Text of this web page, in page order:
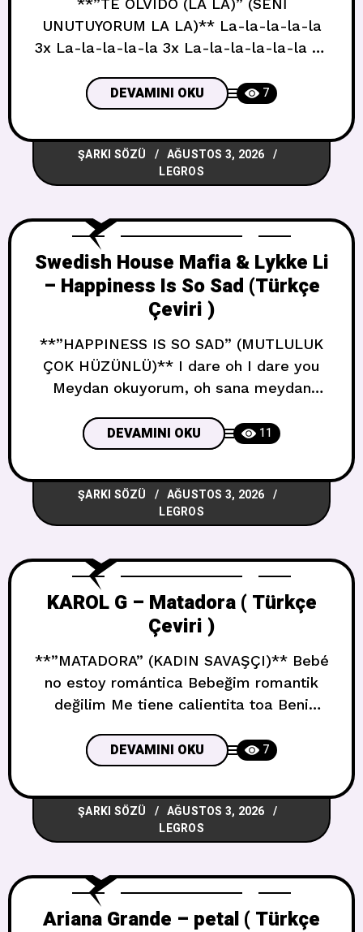
**”TE OLVIDO (LA LA)” (SENİ
UNUTUYORUM LA LA)** La-la-la-la-la
3x La-la-la-la-la 3x La-la-la-la-la-la 2x
tienes conmigo? Aşkım, bana neyin var?
Que no me quieres con nadie Kimseyle
beni istemiyorsun Pero tampoco contigo
Ama kendinle de istemiyorsun Dime si
somos o no somos Söyle, var mıyız yok
DEVAMINI OKU 7
ŞARKI SÖZÜ
AĞUSTOS 3, 2026
LEGROS
Swedish House Mafia & Lykke Li
– Happiness Is So Sad (Türkçe
Çeviri )
**”HAPPINESS IS SO SAD” (MUTLULUK
ÇOK HÜZÜNLÜ)** I dare oh I dare you
Meydan okuyorum, oh sana meydan
git, sana meydan okuyorum Tongue-tied
what you hiding Dilin tutulmuş, ne
saklıyorsun One last drop of darkness
Son bir damla karanlık Cant feel where
your heart is Kalbini nerede
DEVAMINI OKU 11
ŞARKI SÖZÜ
AĞUSTOS 3, 2026
LEGROS
KAROL G – Matadora ( Türkçe
Çeviri )
**”MATADORA” (KADIN SAVAŞÇI)** Bebé
no estoy romántica Bebeğim romantik
değilim Me tiene calientita toa Beni
Konuşmayı bırakalım La ropa no se quita
sola Kıyafetler kendi kendine çıkmaz Sin
panty soy simpática Külotsuz sempatik
olurum También soy abusadora Aynı
zamanda zorba da olurum Yo tengo la
DEVAMINI OKU 7
ŞARKI SÖZÜ
AĞUSTOS 3, 2026
LEGROS
Ariana Grande – petal ( Türkçe